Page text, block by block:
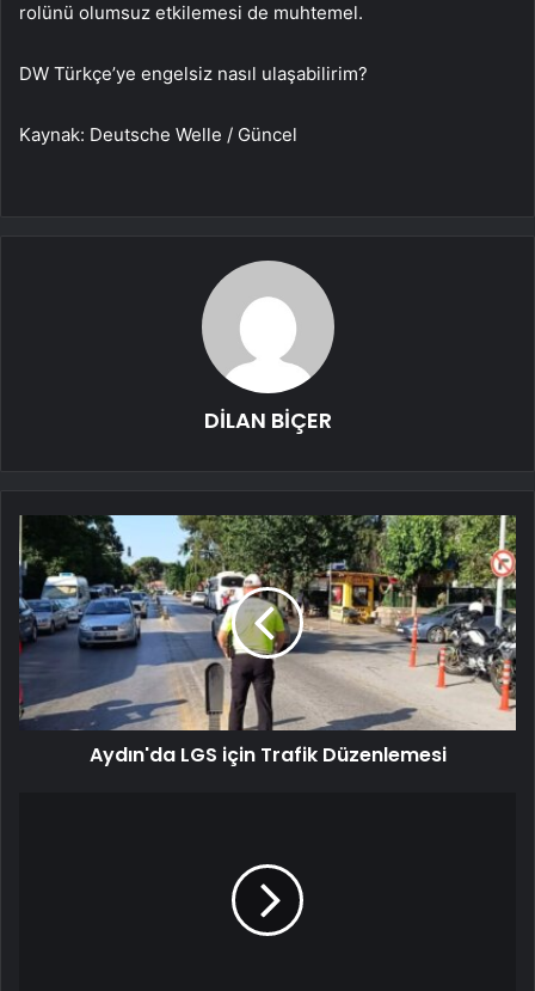
rolünü olumsuz etkilemesi de muhtemel.
DW Türkçe’ye engelsiz nasıl ulaşabilirim?
Kaynak: Deutsche Welle / Güncel
DİLAN BİÇER
Aydın'da LGS için Trafik Düzenlemesi